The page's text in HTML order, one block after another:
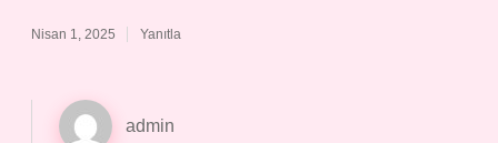
Nisan 1, 2025 Yanıtla
admin